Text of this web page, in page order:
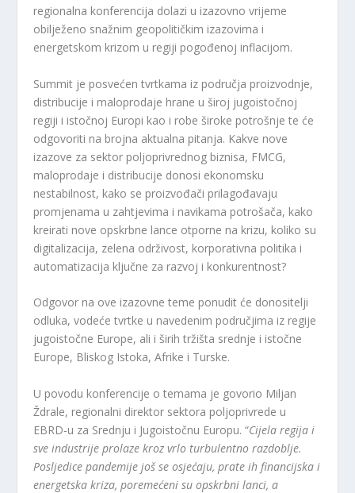
regionalna konferencija dolazi u izazovno vrijeme
obilježeno snažnim geopolitičkim izazovima i
energetskom krizom u regiji pogođenoj inflacijom.
Summit je posvećen tvrtkama iz područja proizvodnje,
distribucije i maloprodaje hrane u široj jugoistočnoj
regiji i istočnoj Europi kao i robe široke potrošnje te će
odgovoriti na brojna aktualna pitanja. Kakve nove
izazove za sektor poljoprivrednog biznisa, FMCG,
maloprodaje i distribucije donosi ekonomsku
nestabilnost, kako se proizvođači prilagođavaju
promjenama u zahtjevima i navikama potrošača, kako
kreirati nove opskrbne lance otporne na krizu, koliko su
digitalizacija, zelena održivost, korporativna politika i
automatizacija ključne za razvoj i konkurentnost?
Odgovor na ove izazovne teme ponudit će donositelji
odluka, vodeće tvrtke u navedenim područjima iz regije
jugoistočne Europe, ali i širih tržišta srednje i istočne
Europe, Bliskog Istoka, Afrike i Turske.
U povodu konferencije o temama je govorio Miljan
Ždrale, regionalni direktor sektora poljoprivrede u
EBRD-u za Srednju i Jugoistočnu Europu. “Cijela regija i
sve industrije prolaze kroz vrlo turbulentno razdoblje.
Posljedice pandemije još se osjećaju, prate ih financijska i
energetska kriza, poremećeni su opskrbni lanci, a